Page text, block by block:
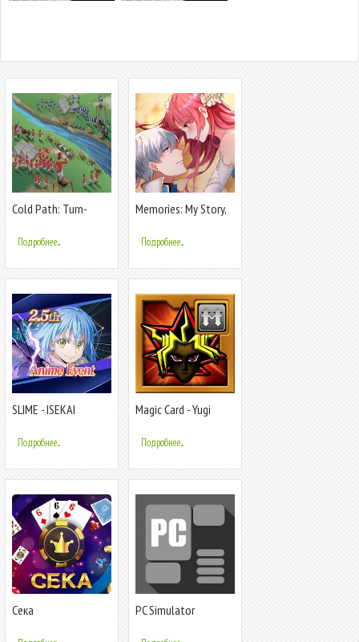
Cold Path: Turn-
Подробнее...
Memories: My Story,
Подробнее...
SLIME - ISEKAI
Подробнее...
Magic Card - Yugi
Подробнее...
Сека PC Simulator